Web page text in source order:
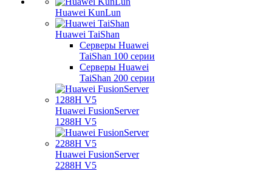
Huawei KunLun
Huawei TaiShan
Серверы Huawei
TaiShan 100 серии
Серверы Huawei
TaiShan 200 серии
Huawei FusionServer
1288H V5
Huawei FusionServer
2288H V5